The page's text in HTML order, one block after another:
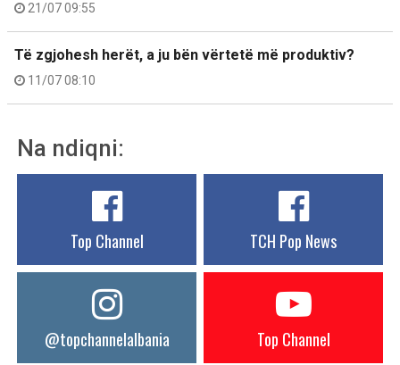
21/07 09:55
Të zgjohesh herët, a ju bën vërtetë më produktiv?
11/07 08:10
Na ndiqni:
Top Channel TCH Pop News
@topchannelalbania Top Channel